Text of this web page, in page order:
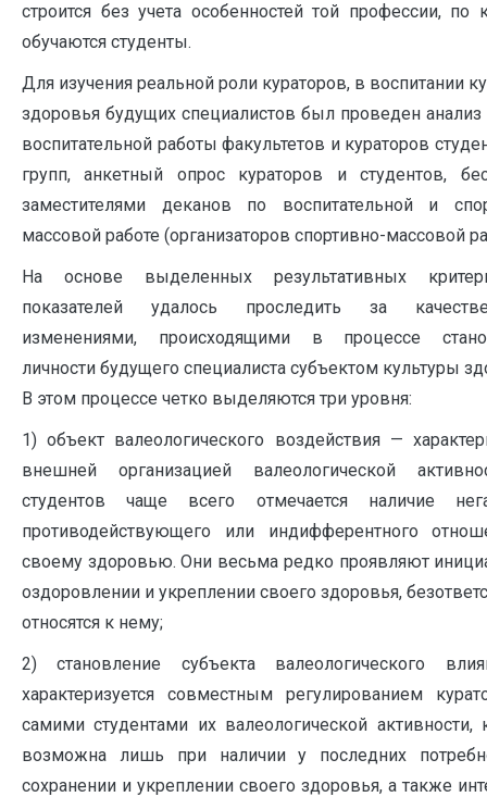
строится без учета особенностей той профессии, по
обучаются студенты.
Для изучения реальной роли кураторов, в воспитании
здоровья будущих специалистов был проведен анализ
воспитательной работы факультетов и кураторов
групп, анкетный опрос кураторов и студентов,
заместителями деканов по воспитательной и
массовой работе (организаторов спортивно-массовой
На основе выделенных результативных
показателей удалось проследить за
изменениями, происходящими в процессе
личности будущего специалиста субъектом культуры
В этом процессе четко выделяются три уровня:
1) объект валеологического воздействия —
внешней организацией валеологической
студентов чаще всего отмечается наличие
противодействующего или индифферентного
своему здоровью. Они весьма редко проявляют
оздоровлении и укреплении своего здоровья,
относятся к нему;
2) становление субъекта валеологического
характеризуется совместным регулированием
самими студентами их валеологической активности,
возможна лишь при наличии у последних
сохранении и укреплении своего здоровья, а также